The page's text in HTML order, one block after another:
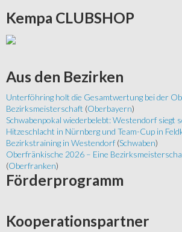
Kempa CLUBSHOP
Aus den Bezirken
Unterföhring holt die Gesamtwertung bei der
Bezirksmeisterschaft (Oberbayern)
Schwabenpokal wiederbelebt: Westendorf siegt
Hitzeschlacht in Nürnberg und Team-Cup in
Bezirkstraining in Westendorf (Schwaben)
Oberfränkische 2026 – Eine
(Oberfranken)
Förderprogramm
Kooperationspartner